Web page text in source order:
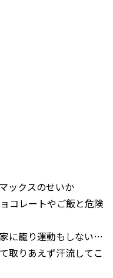
ックスのせいか
コレートやご飯と危険
に籠り運動もしない…
取りあえず汗流してこ